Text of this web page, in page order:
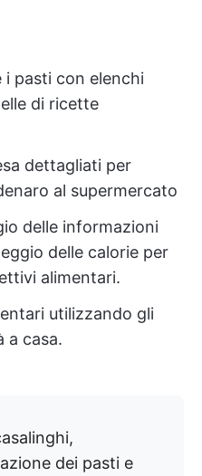
i pasti con elenchi
di ricette
dettagliati per
al supermercato
delle informazioni
delle calorie per
alimentari.
utilizzando gli
a casa.
dei pasti e